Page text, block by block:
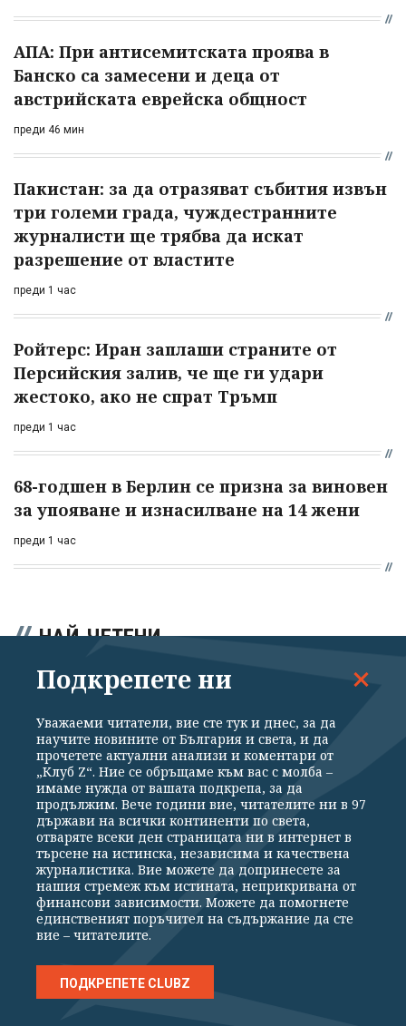
АПА: При антисемитската проява в
Банско са замесени и деца от
австрийската еврейска общност
преди 46 мин
Пакистан: за да отразяват събития извън
три големи града, чуждестранните
журналисти ще трябва да искат
разрешение от властите
преди 1 час
Ройтерс: Иран заплаши страните от
Персийския залив, че ще ги удари
жестоко, ако не спрат Тръмп
преди 1 час
68-годшен в Берлин се призна за виновен
за упояване и изнасилване на 14 жени
преди 1 час
НАЙ-ЧЕТЕНИ
"Почти революционно": Пеевски хвана...
граждански полет
преди 9 часа
Не знам ядките, поръчани от
парламента, за кого са, но предполагам
са за семейство Баневи
преди 5 часа
Муцунски: Идеята за промяна на
конституцията на РСМ е политически
неприемлива
Подкрепете ни
Уважаеми читатели, вие сте тук и днес, за да
научите новините от България и света, и да
прочетете актуални анализи и коментари от
„Клуб Z“. Ние се обръщаме към вас с молба –
имаме нужда от вашата подкрепа, за да
продължим. Вече години вие, читателите ни в 97
държави на всички континенти по света,
отваряте всеки ден страницата ни в интернет в
търсене на истинска, независима и качествена
журналистика. Вие можете да допринесете за
нашия стремеж към истината, неприкривана от
финансови зависимости. Можете да помогнете
единственият поръчител на съдържание да сте
вие – читателите.
ПОДКРЕПЕТЕ CLUBZ